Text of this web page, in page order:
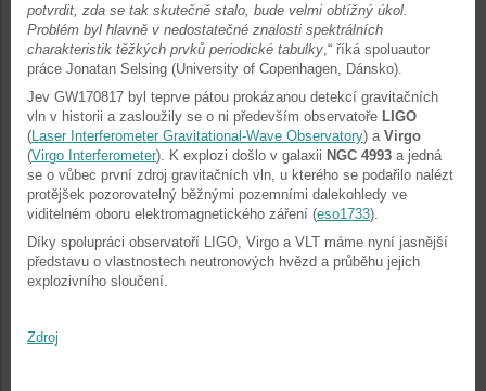
potvrdit, zda se tak skutečně stalo, bude velmi obtížný úkol.
Problém byl hlavně v nedostatečné znalosti spektrálních
charakteristik těžkých prvků periodické tabulky,“ říká spoluautor
práce Jonatan Selsing (University of Copenhagen, Dánsko).
Jev GW170817 byl teprve pátou prokázanou detekcí gravitačních
vln v historii a zasloužily se o ni především observatoře LIGO
(Laser Interferometer Gravitational-Wave Observatory) a Virgo
(Virgo Interferometer). K explozi došlo v galaxii NGC 4993 a jedná
se o vůbec první zdroj gravitačních vln, u kterého se podařilo nalézt
protějšek pozorovatelný běžnými pozemními dalekohledy ve
viditelném oboru elektromagnetického záření (eso1733).
Díky spolupráci observatoří LIGO, Virgo a VLT máme nyní jasnější
představu o vlastnostech neutronových hvězd a průběhu jejich
explozivního sloučení.
Zdroj